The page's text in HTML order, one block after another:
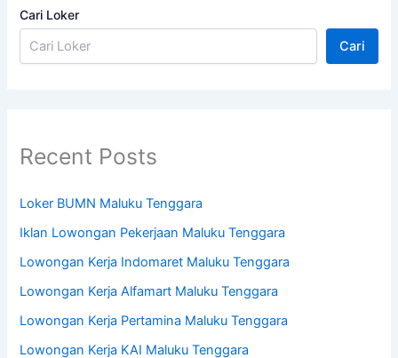
Cari Loker
Cari
Recent Posts
Loker BUMN Maluku Tenggara
Iklan Lowongan Pekerjaan Maluku Tenggara
Lowongan Kerja Indomaret Maluku Tenggara
Lowongan Kerja Alfamart Maluku Tenggara
Lowongan Kerja Pertamina Maluku Tenggara
Lowongan Kerja KAI Maluku Tenggara